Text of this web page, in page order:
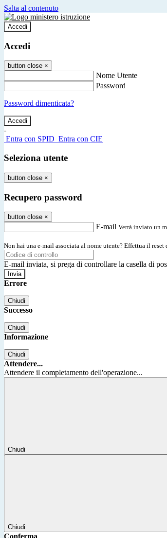
Salta al contenuto
Accedi
Accedi
button close ×
Nome Utente
Password
Password dimenticata?
-
Entra con SPID Entra con CIE
Seleziona utente
button close ×
Recupero password
button close ×
E-mail Verrà inviato un
Non hai una e-mail associata al nome utente? Effettua il reset
E-mail inviata, si prega di controllare la casella di
Errore
Chiudi
Successo
Chiudi
Informazione
Chiudi
Attendere...
Attendere il completamento dell'operazione...
Chiudi
Chiudi